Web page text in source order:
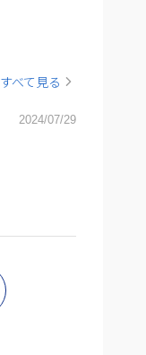
すべて見る
2024/07/29